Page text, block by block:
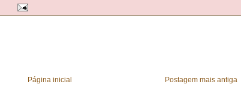
Postagem mais antiga
Página inicial